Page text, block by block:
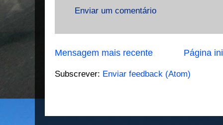
Enviar um comentário
Mensagem mais recente Página
Subscrever: Enviar feedback (Atom)